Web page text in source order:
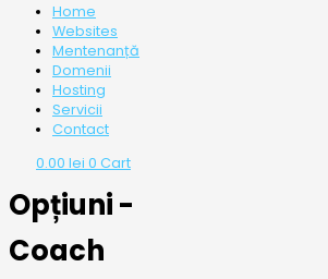
Home
Websites
Mentenanță
Domenii
Hosting
Servicii
Contact
0.00 lei 0 Cart
Opțiuni -
Coach